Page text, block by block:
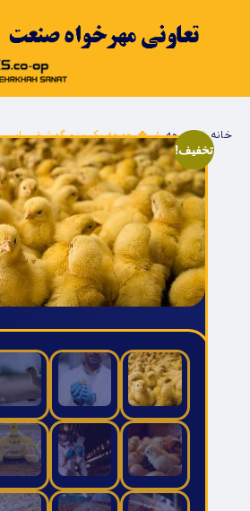
خانه/ جوجه/ 🐥 جوجه یکروزه گوشتی راس ۳۰۸ (Ross 308)
تخفیف!